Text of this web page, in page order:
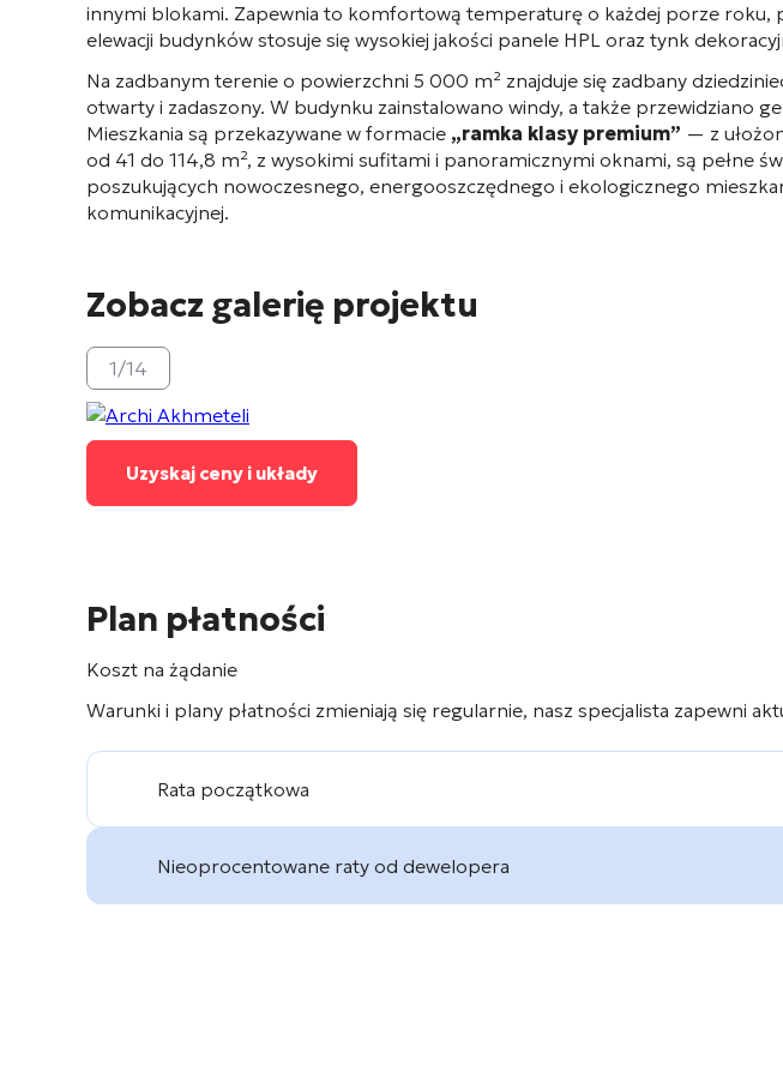
innymi blokami. Zapewnia to komfortową temperaturę o każdej porze roku,
elewacji budynków stosuje się wysokiej jakości panele HPL oraz tynk
Na zadbanym terenie o powierzchni 5 000 m² znajduje się zadbany
otwarty i zadaszony. W budynku zainstalowano windy, a także przewidziano
Mieszkania są przekazywane w formacie „ramka klasy premium” — z
od 41 do 114,8 m², z wysokimi sufitami i panoramicznymi oknami, są pełne
poszukujących nowoczesnego, energooszczędnego i ekologicznego
komunikacyjnej.
Zobacz galerię projektu
1/14
Uzyskaj ceny i układy
Plan płatności
Koszt na żądanie
Warunki i plany płatności zmieniają się regularnie, nasz specjalista zapewni
Rata początkowa
Nieoprocentowane raty od dewelopera